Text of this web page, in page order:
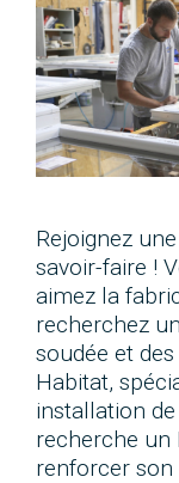
Rejoignez
savoir-faire !
aimez la
recherchez
soudée et
Habitat,
installation
recherche un
renforcer son